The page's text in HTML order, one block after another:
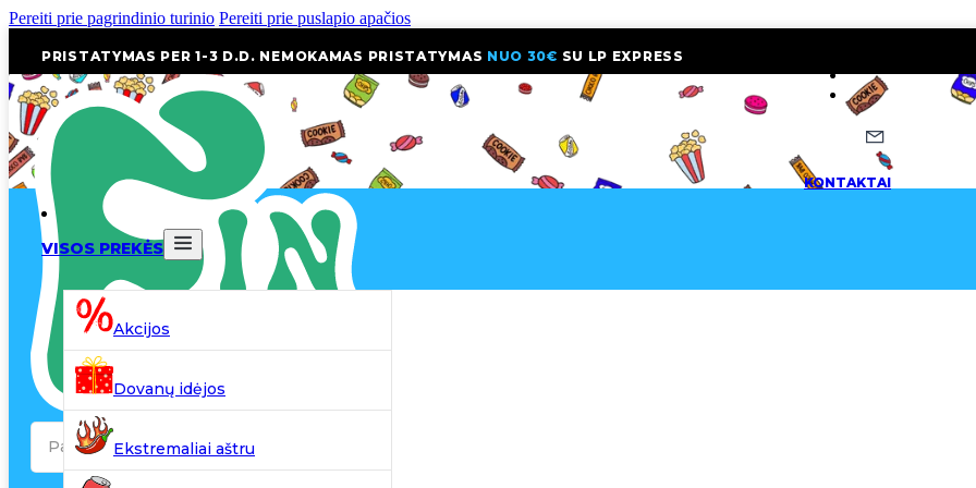
Pereiti prie pagrindinio turinio Pereiti prie puslapio apačios
PRISTATYMAS PER 1-3 D.D. NEMOKAMAS PRISTATYMAS NUO 30€ SU LP EXPRESS
KONTAKTAI
Search
VISOS PREKĖS
Akcijos
Dovanų idėjos
Ekstremaliai aštru